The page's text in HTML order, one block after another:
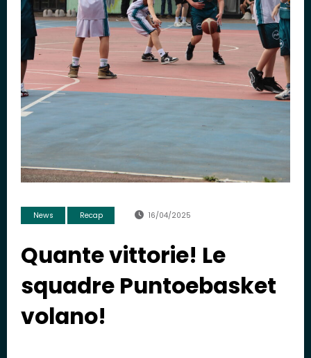
News Recap 16/04/2025
Quante vittorie! Le
squadre Puntoebasket
volano!